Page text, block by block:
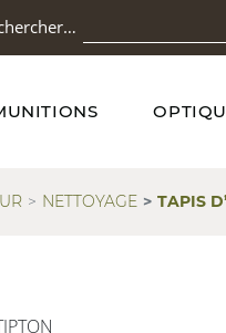
NETTOYAGE TAPIS